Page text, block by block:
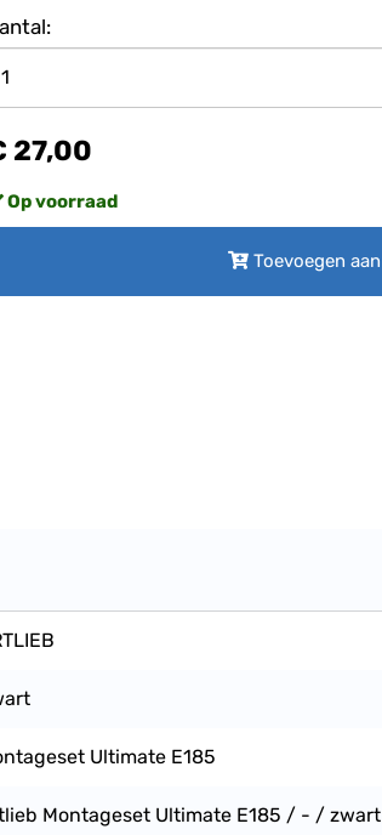
27,00
Op voorraad
Toevoegen
Ultimate E185
Montageset Ultimate E185 / - / zwart